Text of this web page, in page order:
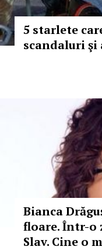
5 starlete
scandaluri şi
Bianca
floare. Într-o
Slav. Cine o